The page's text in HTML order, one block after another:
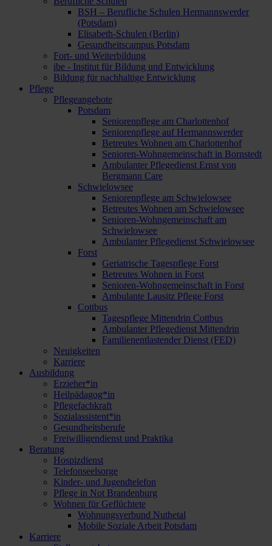
BSH – Berufliche Schulen Hermannswerder
(Potsdam)
Elisabeth-Schulen (Berlin)
Gesundheitscampus Potsdam
Fort- und Weiterbildung
ibe - Institut für Bildung und Entwicklung
Bildung für nachhaltige Entwicklung
Pflege
Pflegeangebote
Potsdam
Seniorenpflege am Charlottenhof
Seniorenpflege auf Hermannswerder
Betreutes Wohnen am Charlottenhof
Senioren-Wohngemeinschaft in Bornstedt
Ambulanter Pflegedienst Ernst von
Bergmann Care
Schwielowsee
Seniorenpflege am Schwielowsee
Betreutes Wohnen am Schwielowsee
Senioren-Wohngemeinschaft am
Schwielowsee
Ambulanter Pflegedienst Schwielowsee
Forst
Geriatrische Tagespflege Forst
Betreutes Wohnen in Forst
Senioren-Wohngemeinschaft in Forst
Ambulante Lausitz Pflege Forst
Cottbus
Tagespflege Mittendrin Cottbus
Ambulanter Pflegedienst Mittendrin
Familienentlastender Dienst (FED)
Neuigkeiten
Karriere
Ausbildung
Erzieher*in
Heilpädagog*in
Pflegefachkraft
Sozialassistent*in
Gesundheitsberufe
Freiwilligendienst und Praktika
Beratung
Hospizdienst
Telefonseelsorge
Kinder- und Jugendtelefon
Pflege in Not Brandenburg
Wohnen für Geflüchtete
Wohnungsverbund Nuthetal
Mobile Soziale Arbeit Potsdam
Karriere